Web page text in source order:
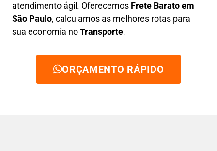
atendimento ágil . Oferecemos Frete Baratoem
São Paulo, calculamos as melhores rotas para
sua economia noTransporte.
ORÇAMENTO RÁPIDO